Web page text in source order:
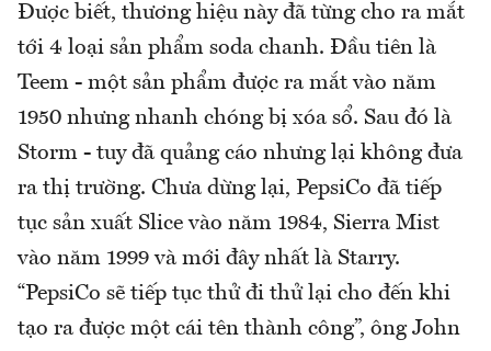
Được biết, thương hiệu này đã từng cho ra mắt
tới 4 loại sản phẩm soda chanh. Đầu tiên là
Teem - một sản phẩm được ra mắt vào năm
1950 nhưng nhanh chóng bị xóa sổ. Sau đó là
Storm - tuy đã quảng cáo nhưng lại không đưa
ra thị trường. Chưa dừng lại, PepsiCo đã tiếp
tục sản xuất Slice vào năm 1984, Sierra Mist
vào năm 1999 và mới đây nhất là Starry.
“PepsiCo sẽ tiếp tục thử đi thử lại cho đến khi
tạo ra được một cái tên thành công”, ông John